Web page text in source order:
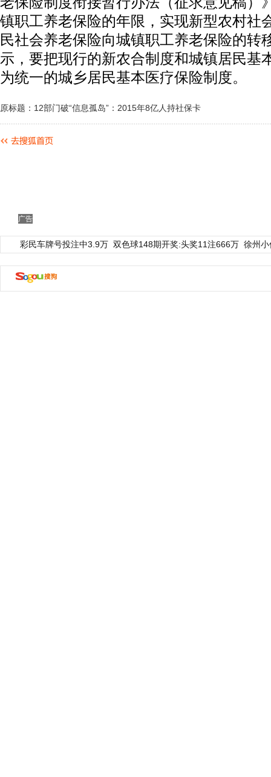
镇职工养老保险的年限，实现新型农村社
民社会养老保险向城镇职工养老保险的转
示，要把现行的新农合制度和城镇居民基
为统一的城乡居民基本医疗保险制度。
原标题：12部门破“信息孤岛”：2015年8亿人持社保卡
广告
彩民车牌号投注中3.9万 双色球148期开奖:头奖11注666万 徐州